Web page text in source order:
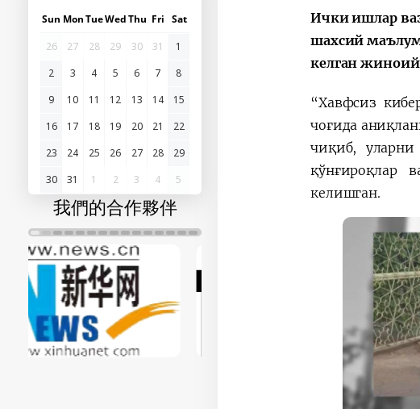
Sun MonTueWedThu Fri Sat
26
27 28 29 30 31
1
2
3 4 5 6 7
8
9
10 11 12 13 14
15
16
17 18 19 20 21
22
23
24 25 26 27 28
29
30
31 1 2 3 4 5
我們的合作夥伴
Ички ишлар
шахсий
келган
“Хавфсиз
чоғида
чиқиб, уларни
қўнғироқлар
келишган.